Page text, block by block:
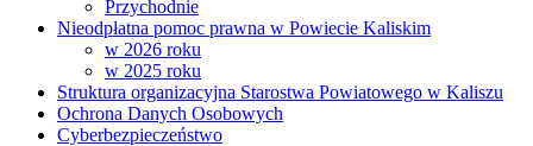
Przychodnie
Nieodpłatna pomoc prawna w Powiecie Kaliskim
w 2026 roku
w 2025 roku
Struktura organizacyjna Starostwa Powiatowego w Kaliszu
Ochrona Danych Osobowych
Cyberbezpieczeństwo